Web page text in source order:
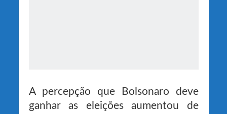
A percepção que Bolsonaro deve
ganhar as eleições aumentou de